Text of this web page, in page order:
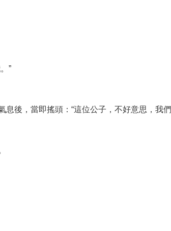
”
後，當即搖頭：“這位公子，不好意思，我